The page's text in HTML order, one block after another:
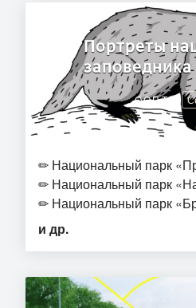
Портреты
заповедника
ООПТ
✏ Национальный парк
✏ Национальный парк
✏ Национальный парк
и др.